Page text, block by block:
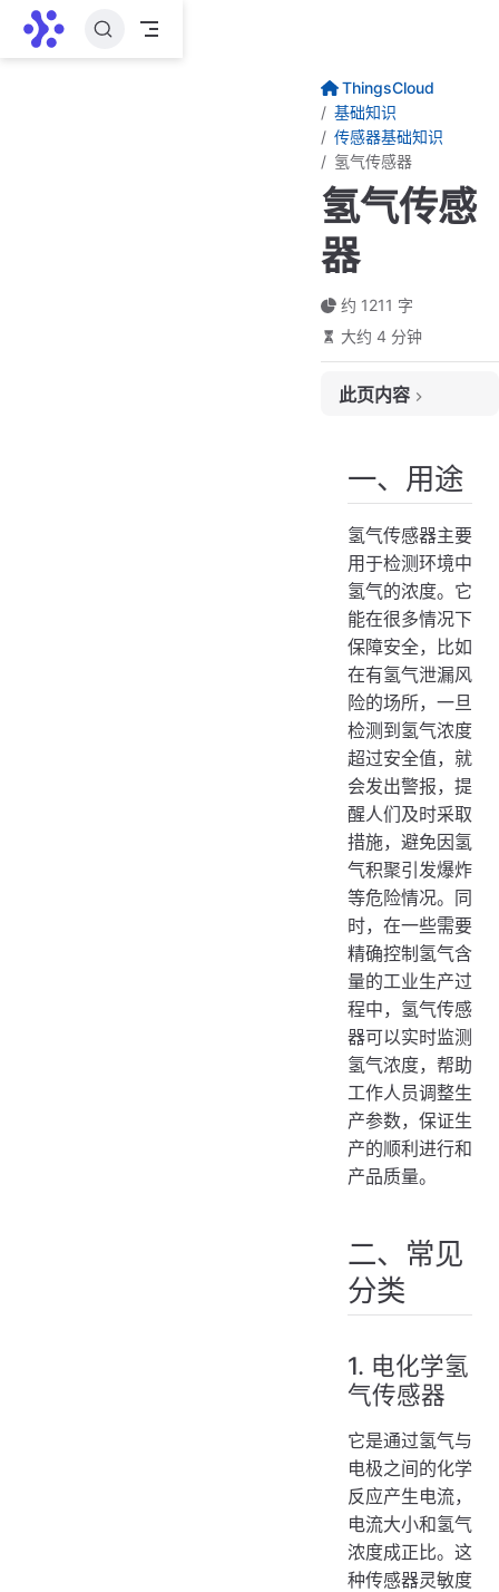
跳至主要內容
ThingsCloud
基础知识
传感器基础知识
氢气传感器
氢气传感
器
约 1211 字
大约 4 分钟
此页内容
二、常见分类
1. 电化学氢气传感器
三、技术原理
电化学氢气传感器
半导体氢气传感器
四、应用场景
1. 化工行业
2. 能源领域
3. 实验室
五、使用举例
一、用途
氢气传感器主要
用于检测环境中
氢气的浓度。它
能在很多情况下
保障安全，比如
在有氢气泄漏风
险的场所，一旦
检测到氢气浓度
超过安全值，就
会发出警报，提
醒人们及时采取
措施，避免因氢
气积聚引发爆炸
等危险情况。同
时，在一些需要
精确控制氢气含
量的工业生产过
程中，氢气传感
器可以实时监测
氢气浓度，帮助
工作人员调整生
产参数，保证生
产的顺利进行和
产品质量。
二、常见
分类
1. 电化学氢
气传感器
它是通过氢气与
电极之间的化学
反应产生电流，
电流大小和氢气
浓度成正比。这
种传感器灵敏度